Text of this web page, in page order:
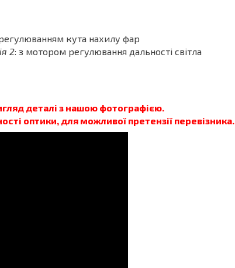
регулюванням кута нахилу фар
2: з мотором регулювання дальності світла
деталі з нашою фотографією.
оптики, для можливої претензії перевізника.